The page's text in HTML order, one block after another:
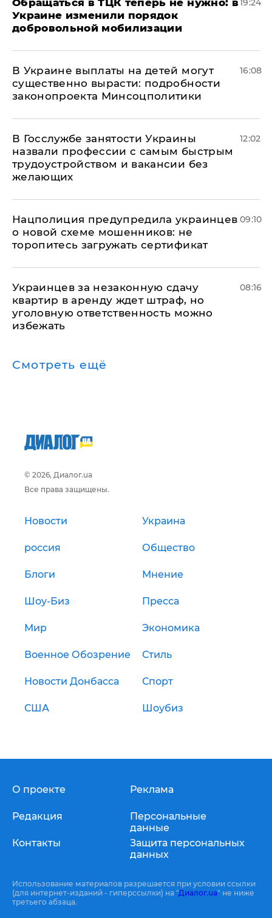
Обращаться в ТЦК теперь не нужно: в
Украине изменили порядок
добровольной мобилизации
19:24
В Украине выплаты на детей могут
существенно вырасти: подробности
законопроекта Минсоцполитики
16:08
В Госслужбе занятости Украины
назвали профессии с самым быстрым
трудоустройством и вакансии без
желающих
12:02
Нацполиция предупредила украинцев
о новой схеме мошенников: не
торопитесь загружать сертификат
09:10
Украинцев за незаконную сдачу
квартир в аренду ждет штраф, но
уголовную ответственность можно
избежать
08:16
Смотреть ещё
© 2026, Диалог.ua
Все права защищены.
Новости Украина
россия Общество
Блоги Мнение
Шоу-Биз Пресса
Мир Экономика
Военное Обозрение Стиль
Новости Донбасса Спорт
США Шоубиз
О проекте
Редакция
Контакты
Реклама
Персональные
данные
Защита персональных
данных
Использование материалов разрешается при условии ссылки
(для интернет-изданий - гиперссылки) на "Диалог.ua" не ниже
третьего абзаца.